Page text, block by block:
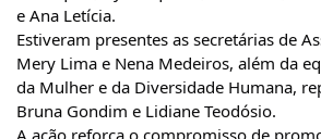
e Ana Letícia.
Estiveram presentes as secretárias de
Mery Lima e Nena Medeiros, além da
da Mulher e da Diversidade Humana,
Bruna Gondim e Lidiane Teodósio.
A ação reforça o compromisso de